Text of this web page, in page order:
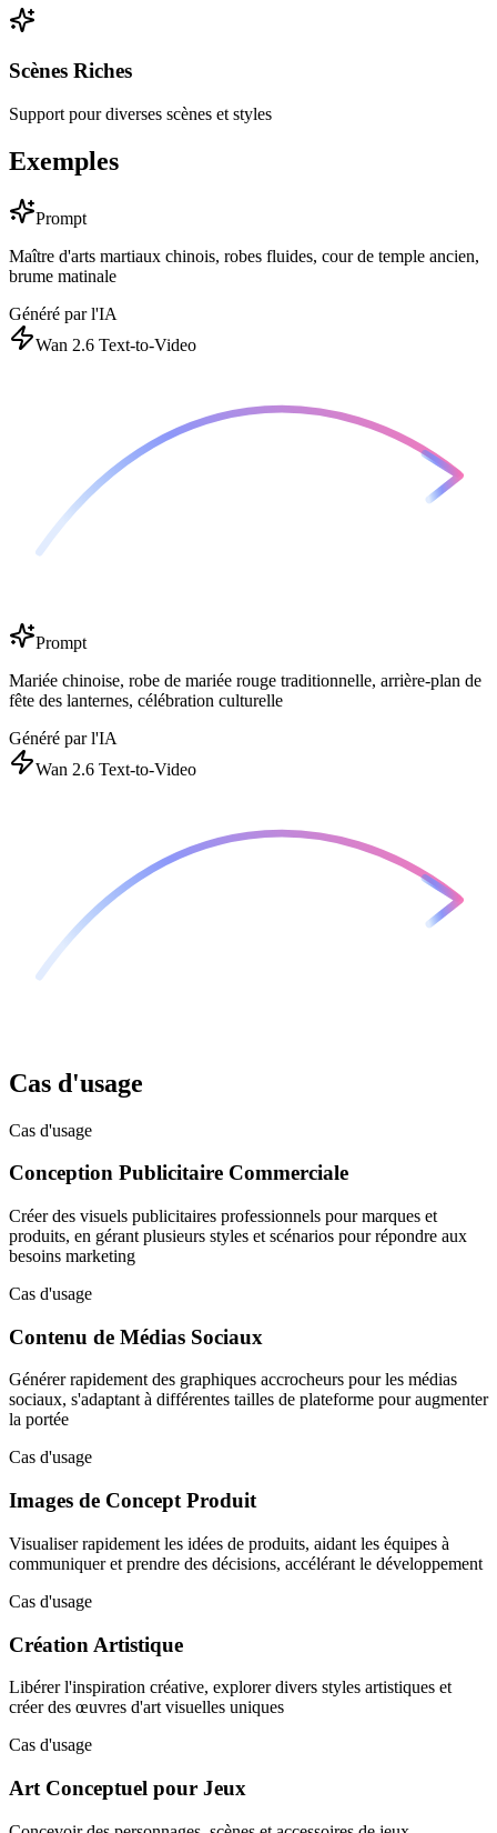
Scènes Riches
Support pour diverses scènes et styles
Exemples
Prompt
Maître d'arts martiaux chinois, robes fluides, cour de temple ancien,
brume matinale
Généré par l'IA
Wan 2.6 Text-to-Video
Prompt
Mariée chinoise, robe de mariée rouge traditionnelle, arrière-plan de
fête des lanternes, célébration culturelle
Généré par l'IA
Wan 2.6 Text-to-Video
Cas d'usage
Cas d'usage
Conception Publicitaire Commerciale
Créer des visuels publicitaires professionnels pour marques et
produits, en gérant plusieurs styles et scénarios pour répondre aux
besoins marketing
Cas d'usage
Contenu de Médias Sociaux
Générer rapidement des graphiques accrocheurs pour les médias
sociaux, s'adaptant à différentes tailles de plateforme pour augmenter
la portée
Cas d'usage
Images de Concept Produit
Visualiser rapidement les idées de produits, aidant les équipes à
communiquer et prendre des décisions, accélérant le développement
Cas d'usage
Création Artistique
Libérer l'inspiration créative, explorer divers styles artistiques et
créer des œuvres d'art visuelles uniques
Cas d'usage
Art Conceptuel pour Jeux